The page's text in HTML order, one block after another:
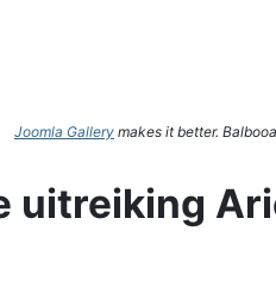
Joomla Gallery makes it better.
uitreiking